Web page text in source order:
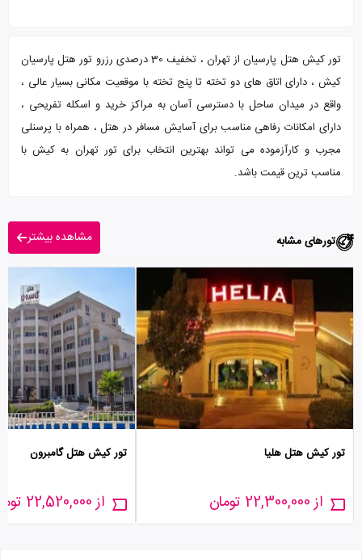
تور کیش هتل پارسیان از تهران ، تخفیف 30 درصدی رزرو تور هتل پارسیان
کیش ، دارای اتاق های دو تخته تا پنج تخته با موقعیت مکانی بسیار عالی ،
واقع در میدان ساحل با دسترسی آسان به مراکز خرید و اسکله تفریحی ،
دارای امکانات رفاهی مناسب برای آسایش مسافر در هتل ، همراه با پرسنلی
مجرب و کارآزموده می تواند بهترین انتخاب برای تور تهران به کیش با
مناسب ترین قیمت باشد.
تورهای مشابه مشاهده بیشتر
تور کیش هتل هلیا
از 22,300,000 تومان
تور کیش هتل گامبرون
از 22,520,000 تومان